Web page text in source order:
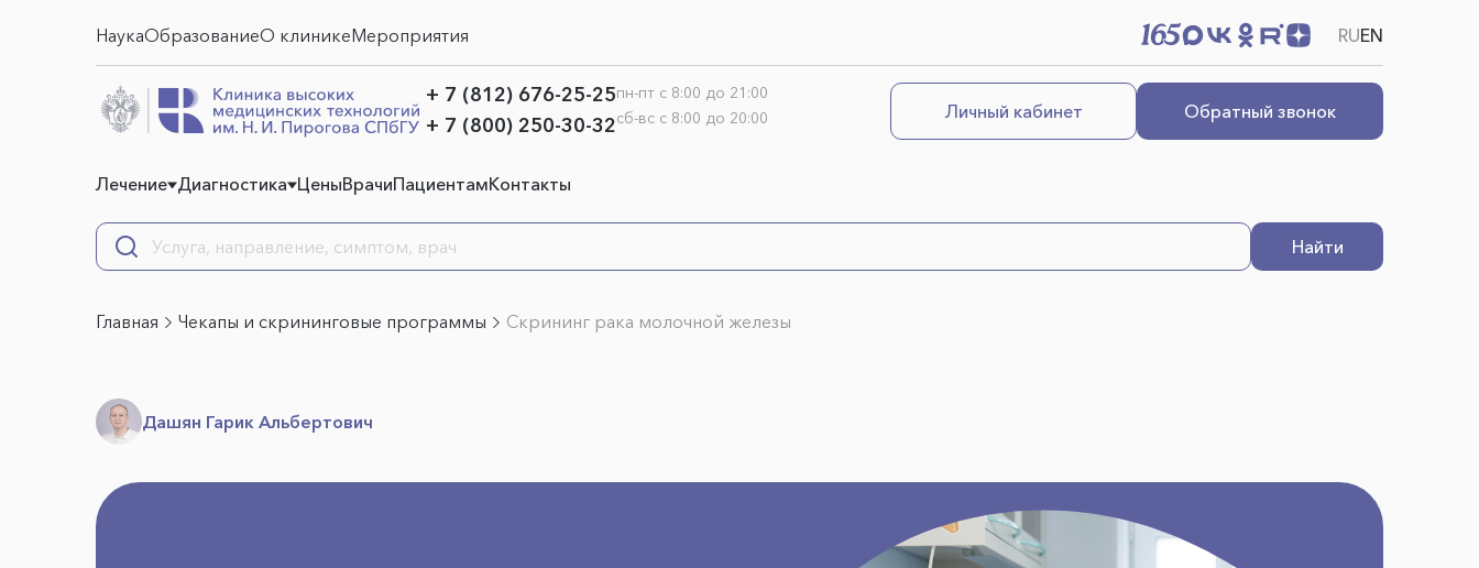
НаукаОбразованиеО клиникеМероприятия RUEN
+ 7 (812) 676-25-25
+ 7 (800) 250-30-32
пн-пт с 8:00 до 21:00
сб-вс с 8:00 до 20:00
Обратный звонок
Личный кабинет
Лечение Диагностика ЦеныВрачиПациентамКонтакты
Найти
Главная Чекапы и скрининговые программы Скрининг рака молочной железы
Дашян Гарик Альбертович